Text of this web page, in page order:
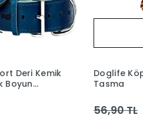
Kurdela
Doggie
Kemik
959,90 TL